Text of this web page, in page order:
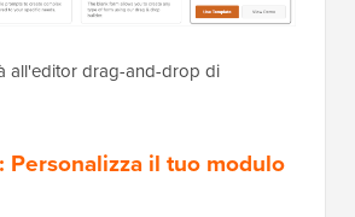
all'editor drag-and-drop di
Personalizza il tuo modulo